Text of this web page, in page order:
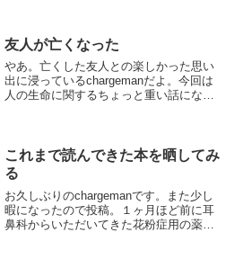
めに行ったMBTIテ...
友人が亡くなった
やあ。亡くした友人との楽しかった思い
出に浸っているchargemanだよ。今回は
人の生命に関するちょっと重い話になり
したことはあるだ...
これまで読んできた本を晒してみ
る
お久しぶりのchargemanです。また少し
暇になったので投稿。１ヶ月ほど前に耳
鼻科からいただいてきた花粉症用の薬が